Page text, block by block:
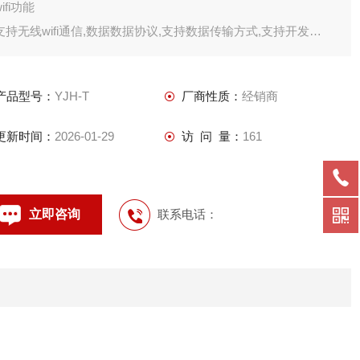
功能
持无线wifi通信,数据数据协议,支持数据传输方式,支持开发
品型号： YJH-T 厂商性质： 经销商
新时间： 2026-01-29 访 问 量： 161
立即咨询 联系电话：